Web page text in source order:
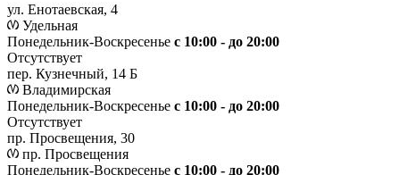
ул. Енотаевская, 4
Удельная
Понедельник-Воскресенье с 10:00 - до 20:00
Отсутствует
пер. Кузнечный, 14 Б
Владимирская
Понедельник-Воскресенье с 10:00 - до 20:00
Отсутствует
пр. Просвещения, 30
пр. Просвещения
Понедельник-Воскресенье c 10:00 - до 20:00